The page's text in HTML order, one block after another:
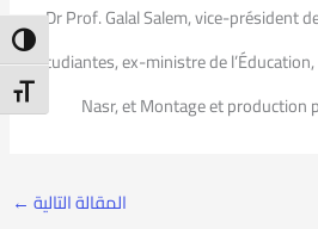
Dr Prof. Galal Salem, vice-président
étudiantes, ex-ministre de
Nasr, et Montage et production
المقالة التالية ←